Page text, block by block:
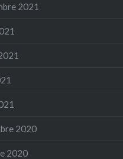
2021
2020
2020